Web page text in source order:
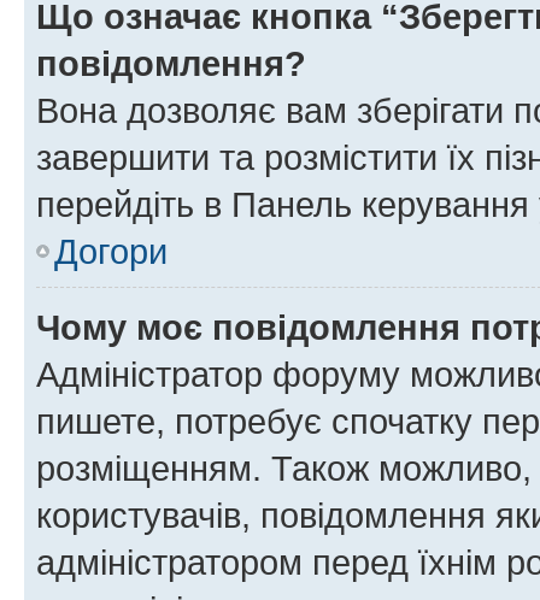
Що означає кнопка
повідомлення?
Вона дозволяє вам зберігати
завершити та розмістити їх
перейдіть в Панель керування
Догори
Чому моє повідомлення
Адміністратор форуму
пишете, потребує спочатку
розміщенням. Також можливо,
користувачів, повідомлення
адміністратором перед їхнім